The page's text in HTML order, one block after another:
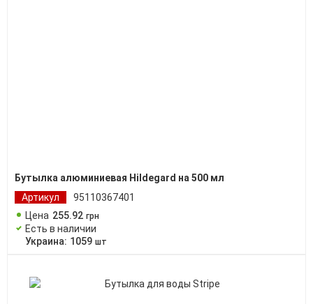
Бутылка алюминиевая Hildegard на 500 мл
Артикул
95110367401
Цена 255.92 грн
Есть в наличии
Украина: 1059 шт